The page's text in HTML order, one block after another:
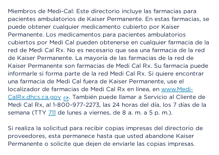
Miembros de Medi-Cal: Este directorio incluye las farmacias para
pacientes ambulatorios de Kaiser Permanente. En estas farmacias, se
puede obtener cualquier medicamento cubierto por Kaiser
Permanente. Los medicamentos para pacientes ambulatorios
cubiertos por Medi Cal pueden obtenerse en cualquier farmacia de la
red de Medi Cal Rx. No es necesario que sea una farmacia de la red
de Kaiser Permanente. La mayoría de las farmacias de la red de
Kaiser Permanente son farmacias de Medi Cal Rx. Su farmacia puede
informarle si forma parte de la red Medi Cal Rx. Si quiere encontrar
una farmacia de Medi Cal fuera de Kaiser Permanente, use el
localizador de farmacias de Medi Cal Rx en línea, en www.Medi-
CalRx.dhcs.ca.gov
. También puede llamar a Servicio al Cliente de
Medi Cal Rx, al 1-800-977-2273, las 24 horas del día, los 7 días de la
semana (TTY 711 de lunes a viernes, de 8 a. m. a 5 p. m.).
Si realiza la solicitud para recibir copias impresas del directorio de
proveedores, esta permanece hasta que usted abandone Kaiser
Permanente o solicite que dejen de enviarle las copias impresas.